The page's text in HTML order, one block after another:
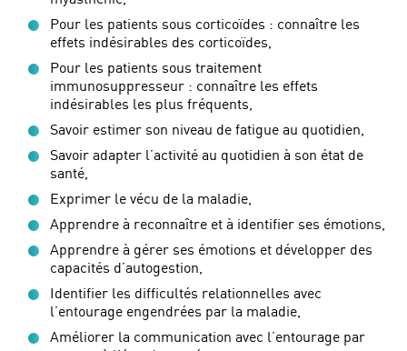
Pour les patients sous corticoïdes : connaître les
effets indésirables des corticoïdes,
Pour les patients sous traitement
immunosuppresseur : connaître les effets
indésirables les plus fréquents,
Savoir estimer son niveau de fatigue au quotidien,
Savoir adapter l’activité au quotidien à son état de
santé,
Exprimer le vécu de la maladie,
Apprendre à reconnaître et à identifier ses émotions,
Apprendre à gérer ses émotions et développer des
capacités d’autogestion,
Identifier les difficultés relationnelles avec
l’entourage engendrées par la maladie,
Améliorer la communication avec l’entourage par